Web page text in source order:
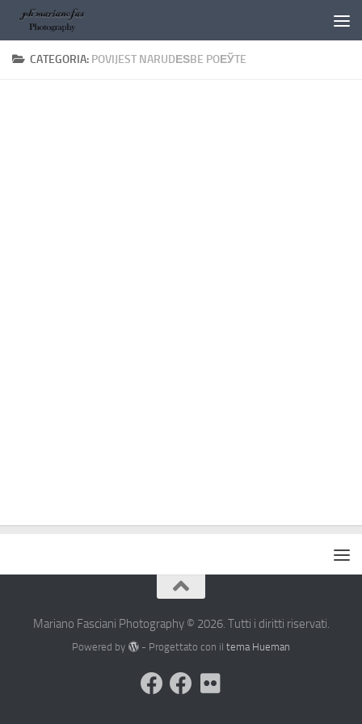
Salta al contenuto
CATEGORIA: POVIJEST NARUDЕЅBE POЕЎTE
Mariano Fasciani Photography © 2026. Tutti i diritti riservati.
Powered by - Progettato con il tema Hueman